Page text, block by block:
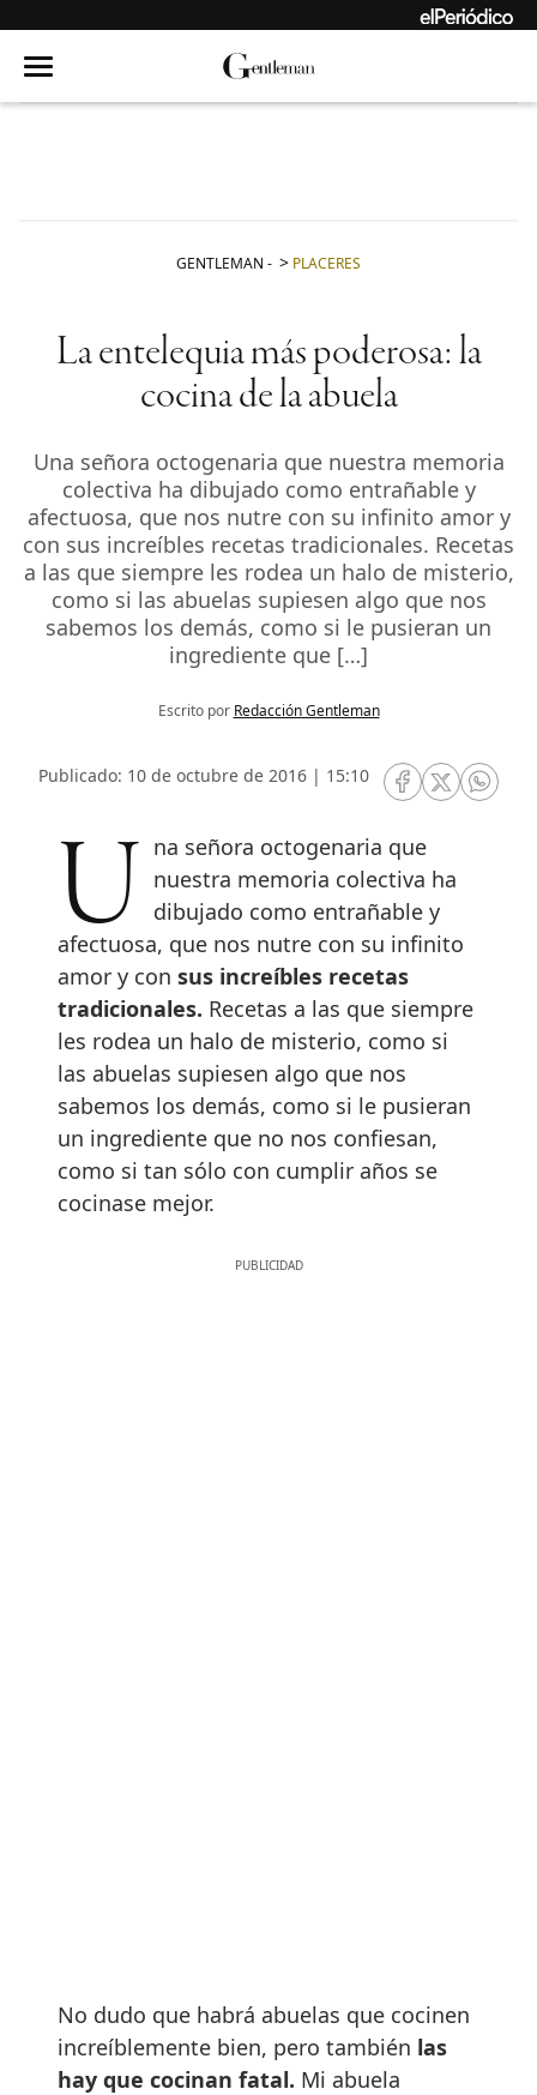
GENTLEMAN - PLACERES
La entelequia más poderosa: la
cocina de la abuela
Una señora octogenaria que nuestra memoria
colectiva ha dibujado como entrañable y
afectuosa, que nos nutre con su infinito amor y
con sus increíbles recetas tradicionales. Recetas
a las que siempre les rodea un halo de misterio,
como si las abuelas supiesen algo que nos
sabemos los demás, como si le pusieran un
ingrediente que […]
Escrito por Redacción Gentleman
Publicado: 10 de octubre de 2016 | 15:10
RRSS Facebook
RRSSRRSS
Una señora octogenaria que
nuestra memoria colectiva ha
dibujado como entrañable y
afectuosa, que nos nutre con su infinito
amor y con sus increíbles recetas
tradicionales. Recetas a las que siempre
les rodea un halo de misterio, como si
las abuelas supiesen algo que nos
sabemos los demás, como si le pusieran
un ingrediente que no nos confiesan,
como si tan sólo con cumplir años se
cocinase mejor.
No dudo que habrá abuelas que cocinen
increíblemente bien, pero también las
hay que cocinan fatal. Mi abuela